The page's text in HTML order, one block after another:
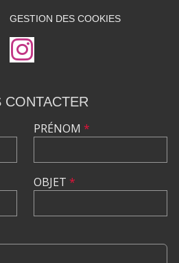
GESTION DES COOKIES
CONTACTER
PRÉNOM *
OBJET *